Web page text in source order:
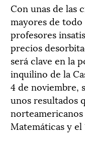
Con unas de las
mayores de
profesores
precios
será clave en la
inquilino de la
4 de noviembre,
unos resultados
Matemáticas y el